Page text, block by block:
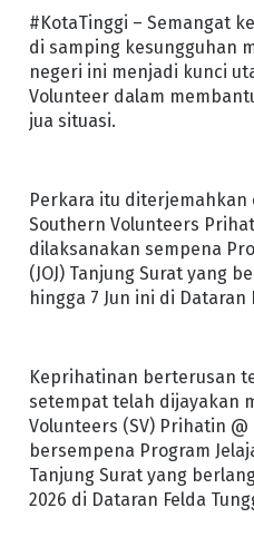
#KotaTinggi – Semangat
di samping kesungguhan
negeri ini menjadi kunci
Volunteer dalam
jua situasi.
Perkara itu diterjemahkan
Southern Volunteers
dilaksanakan sempena
(JOJ) Tanjung Surat yang
hingga 7 Jun ini di Dataran
Keprihatinan berterusan
setempat telah dijayakan
Volunteers (SV) Prihatin @
bersempena Program
Tanjung Surat yang
2026 di Dataran Felda